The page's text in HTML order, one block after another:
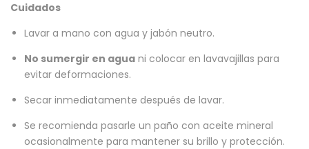
Cuidados
Lavar a mano con agua y jabón neutro.
No sumergir en agua ni colocar en lavavajillas para
evitar deformaciones.
Secar inmediatamente después de lavar.
Se recomienda pasarle un paño con aceite mineral
ocasionalmente para mantener su brillo y protección.